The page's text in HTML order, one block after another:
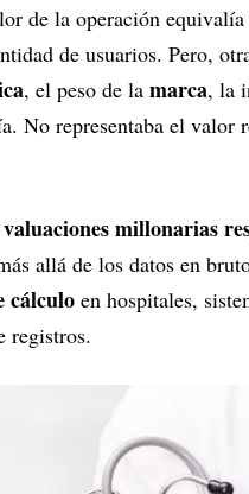
de la operación equivalía
de usuarios. Pero,
, el peso de la marca, la
No representaba el valor
millonarias
allá de los datos en
cálculo en hospitales,
registros.